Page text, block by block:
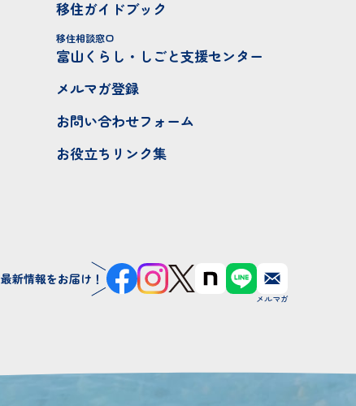
移住ガイドブック
移住相談窓口
富山くらし・しごと支援センター
メルマガ登録
お問い合わせフォーム
お役立ちリンク集
最新情報をお届け！